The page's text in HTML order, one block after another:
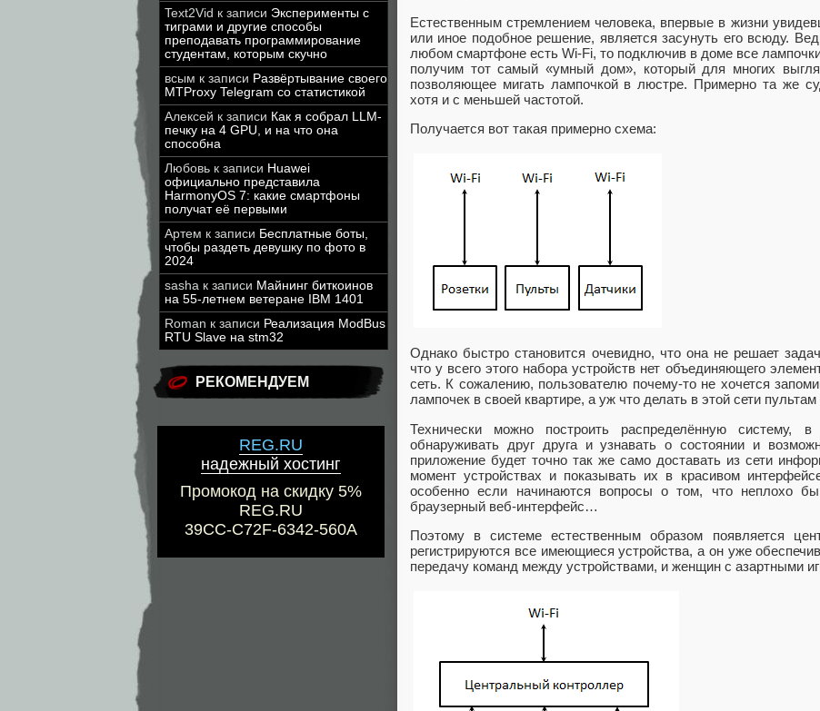
Text2Vid к записи Эксперименты с
тиграми и другие способы
преподавать программирование
студентам, которым скучно
всым к записи Развёртывание своего
MTProxy Telegram со статистикой
Алексей к записи Как я собрал LLM-
печку на 4 GPU, и на что она
способна
Любовь к записи Huawei
официально представила
HarmonyOS 7: какие смартфоны
получат её первыми
Артем к записи Бесплатные боты,
чтобы раздеть девушку по фото в
2024
sasha к записи Майнинг биткоинов
на 55-летнем ветеране IBM 1401
Roman к записи Реализация ModBus
RTU Slave на stm32
РЕКОМЕНДУЕМ
REG.RU
надежный хостинг
Промокод на скидку 5%
REG.RU
39CC-C72F-6342-560A
Естественным стремлением человека, впервые в жизни
или иное подобное решение, является засунуть его всюду.
любом смартфоне есть Wi-Fi, то подключив в доме все
получим тот самый «умный дом», который для многих
позволяющее мигать лампочкой в люстре. Примерно та же
хотя и с меньшей частотой.
Получается вот такая примерно схема:
Однако быстро становится очевидно, что она не решает
что у всего этого набора устройств нет объединяющего
сеть. К сожалению, пользователю почему-то не хочется
лампочек в своей квартире, а уж что делать в этой сети
Технически можно построить распределённую систему,
обнаруживать друг друга и узнавать о состоянии и
приложение будет точно так же само доставать из сети
момент устройствах и показывать их в красивом
особенно если начинаются вопросы о том, что неплохо
браузерный веб-интерфейс…
Поэтому в системе естественным образом появляется
регистрируются все имеющиеся устройства, а он уже
передачу команд между устройствами, и женщин с азартными